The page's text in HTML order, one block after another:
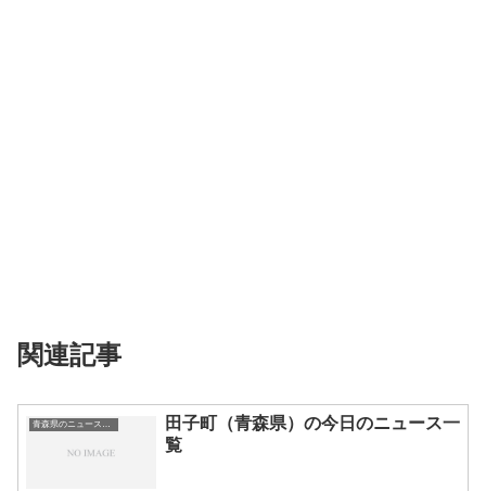
関連記事
青森県のニュース一覧
田子町（青森県）の今日のニュース一
覧